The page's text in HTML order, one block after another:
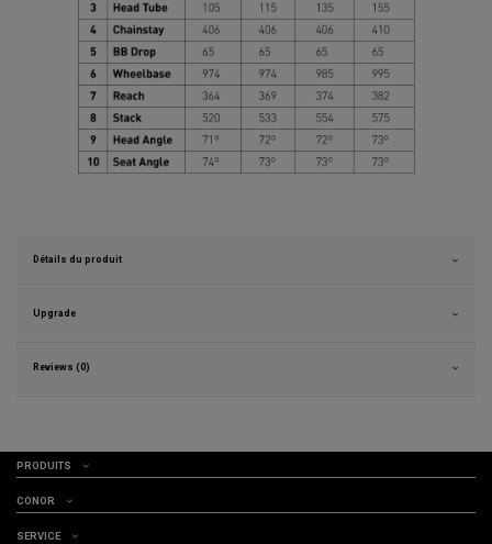
Détails du produit
Upgrade
Reviews (0)
PRODUITS
CONOR
SERVICE